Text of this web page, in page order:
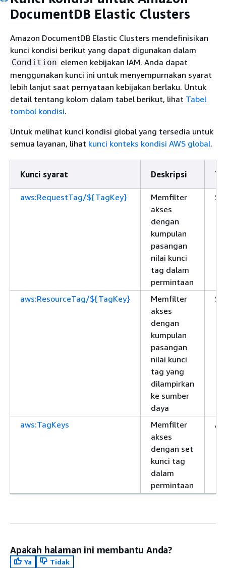
DocumentDB Elastic Clusters
Amazon DocumentDB Elastic Clusters mendefinisikan
kunci kondisi berikut yang dapat digunakan dalam
Condition elemen kebijakan IAM. Anda dapat
menggunakan kunci ini untuk menyempurnakan syarat
lebih lanjut saat pernyataan kebijakan berlaku. Untuk
detail tentang kolom dalam tabel berikut, lihat Tabel
tombol kondisi.
Untuk melihat kunci kondisi global yang tersedia untuk
semua layanan, lihat kunci konteks kondisi AWS global.
Kunci syarat Deskripsi
aws:RequestTag/${TagKey}
Memfilter
akses
dengan
kumpulan
pasangan
nilai kunci
tag dalam
permintaan
aws:ResourceTag/${TagKey}
Memfilter
akses
dengan
kumpulan
pasangan
nilai kunci
tag yang
dilampirkan
ke sumber
daya
aws:TagKeys
Memfilter
akses
dengan set
kunci tag
dalam
permintaan
Apakah halaman ini membantu Anda?
Ya
Tidak